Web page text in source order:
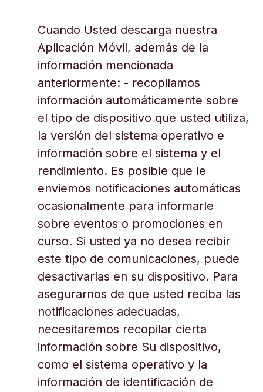
Cuando Usted descarga nuestra
Aplicación Móvil, además de la
información mencionada
anteriormente: - recopilamos
información automáticamente sobre
el tipo de dispositivo que usted utiliza,
la versión del sistema operativo e
información sobre el sistema y el
rendimiento. Es posible que le
enviemos notificaciones automáticas
ocasionalmente para informarle
sobre eventos o promociones en
curso. Si usted ya no desea recibir
este tipo de comunicaciones, puede
desactivarlas en su dispositivo. Para
asegurarnos de que usted reciba las
notificaciones adecuadas,
necesitaremos recopilar cierta
información sobre Su dispositivo,
como el sistema operativo y la
información de identificación de